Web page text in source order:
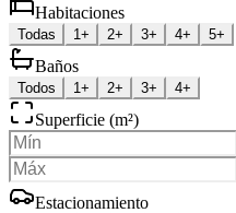
Habitaciones
Todas 1+ 2+ 3+ 4+ 5+
Baños
Todos 1+ 2+ 3+ 4+
Superficie (m²)
Estacionamiento